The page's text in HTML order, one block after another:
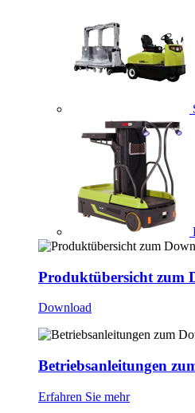
Produktübersicht zum
Download
Betriebsanleitungen
Erfahren Sie mehr